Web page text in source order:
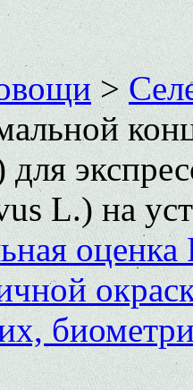
>
L.) на